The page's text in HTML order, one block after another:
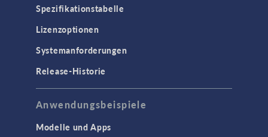
Spezifikationstabelle
Lizenzoptionen
Systemanforderungen
Release-Historie
Anwendungsbeispiele
Modelle und Apps